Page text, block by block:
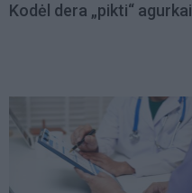
Kodėl dera „pikti“ agurkai